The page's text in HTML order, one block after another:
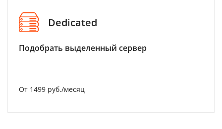
Dedicated
Подобрать выделенный сервер
От 1499 руб./месяц